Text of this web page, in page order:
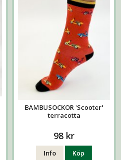
BAMBUSOCKOR 'Scooter'
terracotta
98 kr
Info Köp